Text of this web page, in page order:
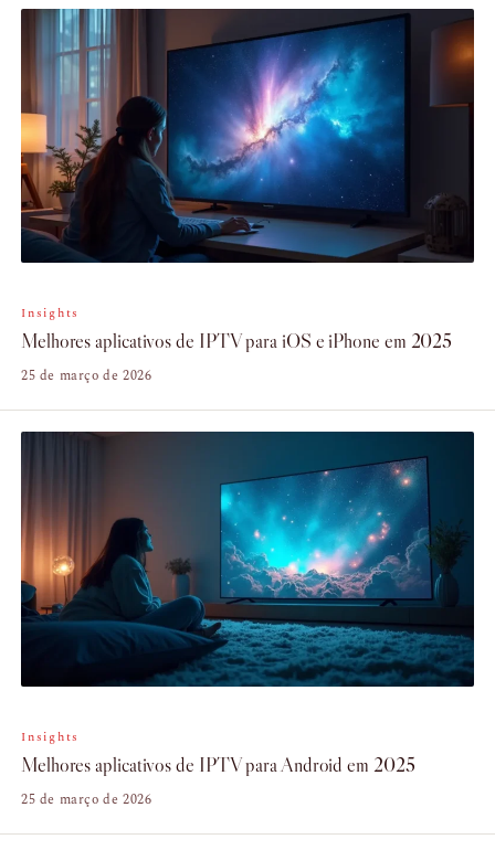
Insights
Melhores aplicativos de IPTV para iOS e iPhone em 2025
25 de março de 2026
Insights
Melhores aplicativos de IPTV para Android em 2025
25 de março de 2026